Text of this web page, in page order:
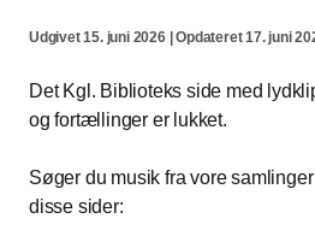
Udgivet 15. juni 2026 | Opdateret 17. juni
Det Kgl. Biblioteks side med
og fortællinger er lukket.
Søger du musik fra vore
disse sider: